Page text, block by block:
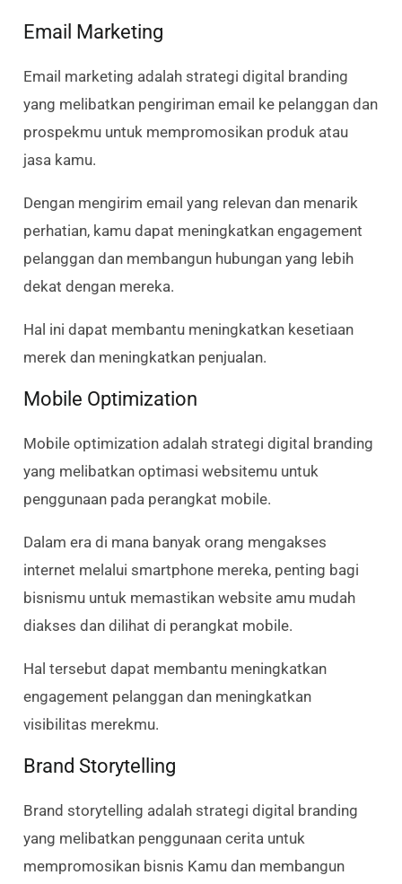
Email Marketing
Email marketing adalah strategi digital branding
yang melibatkan pengiriman email ke pelanggan dan
prospekmu untuk mempromosikan produk atau
jasa kamu.
Dengan mengirim email yang relevan dan menarik
perhatian, kamu dapat meningkatkan engagement
pelanggan dan membangun hubungan yang lebih
dekat dengan mereka.
Hal ini dapat membantu meningkatkan kesetiaan
merek dan meningkatkan penjualan.
Mobile Optimization
Mobile optimization adalah strategi digital branding
yang melibatkan optimasi websitemu untuk
penggunaan pada perangkat mobile.
Dalam era di mana banyak orang mengakses
internet melalui smartphone mereka, penting bagi
bisnismu untuk memastikan website amu mudah
diakses dan dilihat di perangkat mobile.
Hal tersebut dapat membantu meningkatkan
engagement pelanggan dan meningkatkan
visibilitas merekmu.
Brand Storytelling
Brand storytelling adalah strategi digital branding
yang melibatkan penggunaan cerita untuk
mempromosikan bisnis Kamu dan membangun